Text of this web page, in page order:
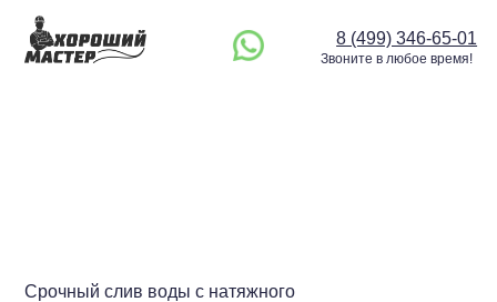
Срочный слив воды с натяжного
8 (499) 346-65-01
Звоните в любое время!